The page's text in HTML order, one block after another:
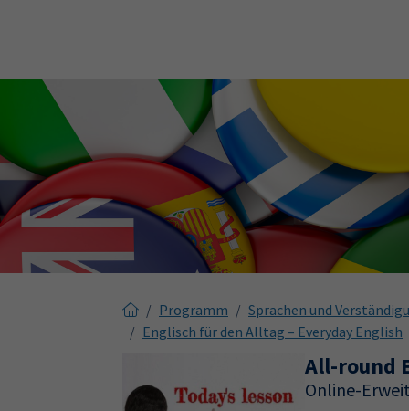
Programm Sprachen und
Englisch für den Alltag – Everyday English
All-round
Online-